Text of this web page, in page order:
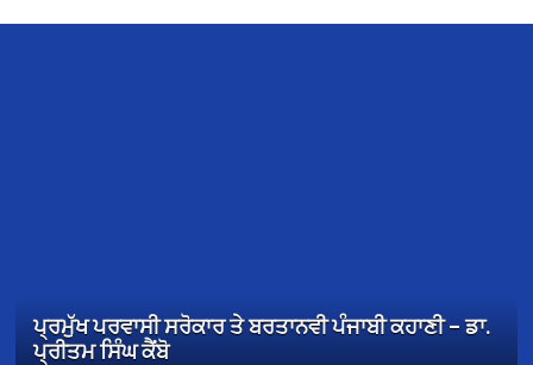
ਪ੍ਰਮੁੱਖ ਪਰਵਾਸੀ ਸਰੋਕਾਰ ਤੇ ਬਰਤਾਨਵੀ ਪੰਜਾਬੀ ਕਹਾਣੀ – ਡਾ.
ਪ੍ਰੀਤਮ ਸਿੰਘ ਕੈਂਬੋ